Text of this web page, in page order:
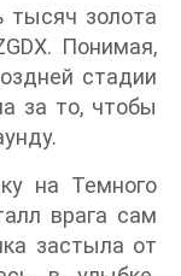
тысяч золота
Понимая,
стадии
за то, чтобы
на Темного
врага сам
застыла от